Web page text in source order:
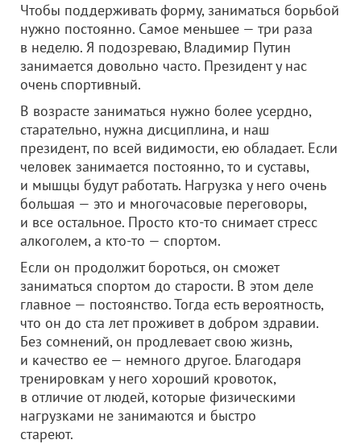
Чтобы поддерживать форму, заниматься борьбой
нужно постоянно. Самое меньшее — три раза
в неделю. Я подозреваю, Владимир Путин
занимается довольно часто. Президент у нас
очень спортивный.
В возрасте заниматься нужно более усердно,
старательно, нужна дисциплина, и наш
президент, по всей видимости, ею обладает. Если
человек занимается постоянно, то и суставы,
и мышцы будут работать. Нагрузка у него очень
большая — это и многочасовые переговоры,
и все остальное. Просто кто-то снимает стресс
алкоголем, а кто-то — спортом.
Если он продолжит бороться, он сможет
заниматься спортом до старости. В этом деле
главное — постоянство. Тогда есть вероятность,
что он до ста лет проживет в добром здравии.
Без сомнений, он продлевает свою жизнь,
и качество ее — немного другое. Благодаря
тренировкам у него хороший кровоток,
в отличие от людей, которые физическими
нагрузками не занимаются и быстро
стареют.